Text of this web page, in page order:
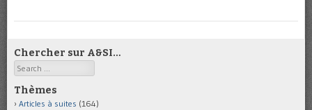
Chercher sur A&SI…
Search
Thèmes
Articles à suites (164)